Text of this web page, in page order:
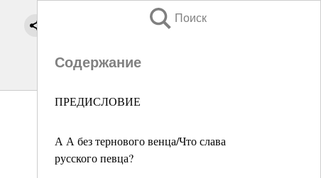
Поиск
Содержание
ПРЕДИСЛОВИЕ
А А без тернового венца/Что слава
русского певца?